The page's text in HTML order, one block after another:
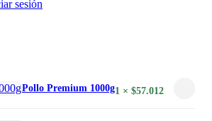
sesión
Pollo Premium 1000g1 × $57.012